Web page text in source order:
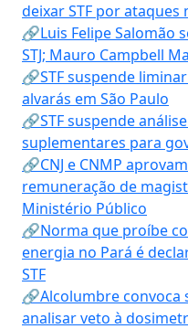
deixar STF por ataques
🔗Luis Felipe Salomão
STJ; Mauro Campbell
🔗STF suspende
alvarás em São Paulo
🔗STF suspende
suplementares para
🔗CNJ e CNMP
remuneração de
Ministério Público
🔗Norma que proíbe
energia no Pará é
STF
🔗Alcolumbre convoca
analisar veto à